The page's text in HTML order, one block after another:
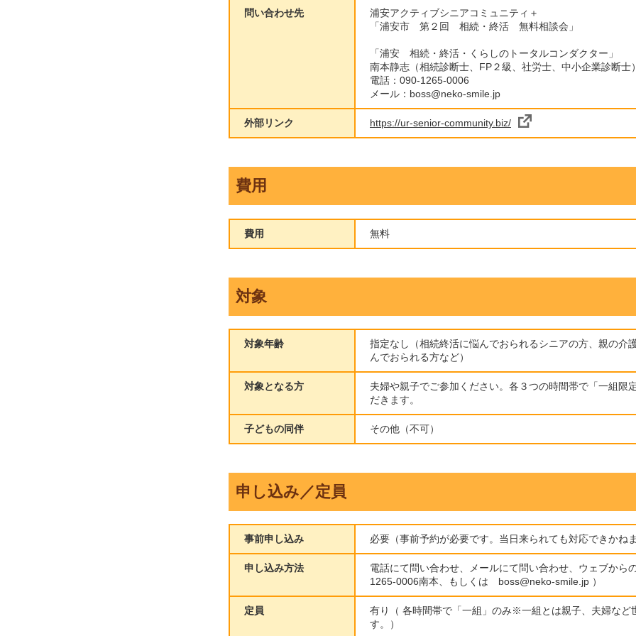
問い合わせ先
浦安アクティブシニアコミュニティ＋
「浦安市 第２回 相続・終活 無料相談会」
「浦安 相続・終活・くらしのトータルコンダクター」
南本静志（相続診断士、FP２級、社労士、中小企業診断士
電話：090-1265-0006
メール：boss@neko-smile.jp
外部リンク https://ur-senior-community.biz/
費用
費用 無料
対象
対象年齢
指定なし（相続終活に悩んでおられるシニアの方、親の介
んでおられる方など）
対象となる方
夫婦や親子でご参加ください。各３つの時間帯で「一組限
だきます。
子どもの同伴 その他（不可）
申し込み／定員
事前申し込み 必要（事前予約が必要です。当日来られても対応できかね
申し込み方法
電話にて問い合わせ、メールにて問い合わせ、ウェブから
1265-0006南本、もしくは boss@neko-smile.jp ）
定員
有り（ 各時間帯で「一組」のみ※一組とは親子、夫婦など
す。）